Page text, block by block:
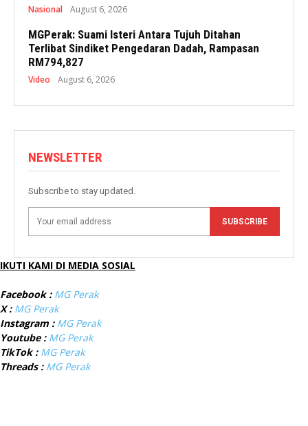
Nasional August 6, 2026
MGPerak: Suami Isteri Antara Tujuh Ditahan
Terlibat Sindiket Pengedaran Dadah, Rampasan
RM794,827
Video August 6, 2026
NEWSLETTER
Subscribe to stay updated.
SUBSCRIBE
IKUTI KAMI DI MEDIA SOSIAL
Facebook : MG Perak
X : MG Perak
Instagram : MG Perak
Youtube : MG Perak
TikTok : MG Perak
Threads : MG Perak